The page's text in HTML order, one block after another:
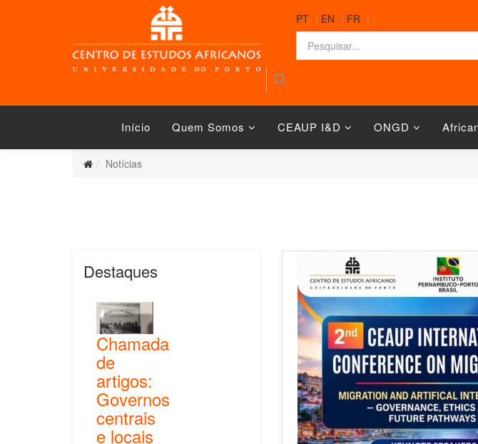
PT | EN | FR |
Início Quem Somos CEAUP I&D ONGD
Notícias
Destaques
Chamada
de
artigos:
Governos
centrais
e locais